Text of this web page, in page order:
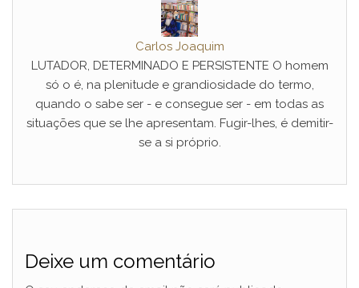
Carlos Joaquim
LUTADOR, DETERMINADO E PERSISTENTE O homem
só o é, na plenitude e grandiosidade do termo,
quando o sabe ser - e consegue ser - em todas as
situações que se lhe apresentam. Fugir-lhes, é demitir-
se a si próprio.
Deixe um comentário